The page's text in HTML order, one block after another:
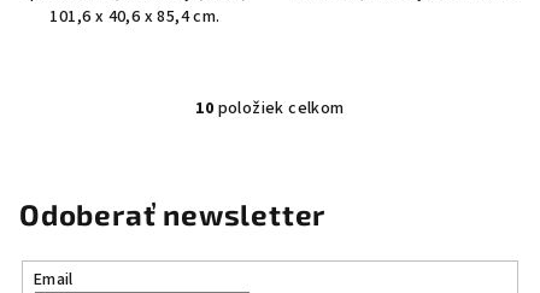
101,6 x 40,6 x 85,4 cm.
O
á
d
a
10 položiek celkom
Odoberať newsletter
Email